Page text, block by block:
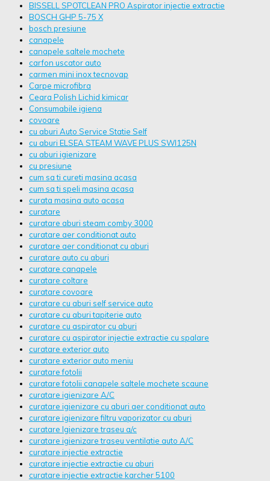
BISSELL SPOTCLEAN PRO Aspirator injectie extractie
BOSCH GHP 5-75 X
bosch presiune
canapele
canapele saltele mochete
carfon uscator auto
carmen mini inox tecnovap
Carpe microfibra
Ceara Polish Lichid kimicar
Consumabile igiena
covoare
cu aburi Auto Service Statie Self
cu aburi ELSEA STEAM WAVE PLUS SWI125N
cu aburi igienizare
cu presiune
cum sa ti cureti masina acasa
cum sa ti speli masina acasa
curata masina auto acasa
curatare
curatare aburi steam comby 3000
curatare aer conditionat auto
curatare aer conditionat cu aburi
curatare auto cu aburi
curatare canapele
curatare coltare
curatare covoare
curatare cu aburi self service auto
curatare cu aburi tapiterie auto
curatare cu aspirator cu aburi
curatare cu aspirator injectie extractie cu spalare
curatare exterior auto
curatare exterior auto meniu
curatare fotolii
curatare fotolii canapele saltele mochete scaune
curatare igienizare A/C
curatare igienizare cu aburi aer conditionat auto
curatare igienizare filtru vaporizator cu aburi
curatare Igienizare traseu a/c
curatare igienizare traseu ventilatie auto A/C
curatare injectie extractie
curatare injectie extractie cu aburi
curatare injectie extractie karcher 5100